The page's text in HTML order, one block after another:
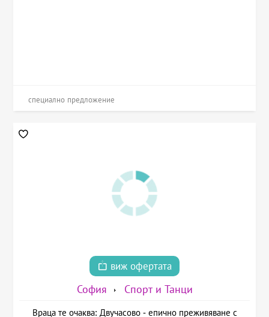
специално предложение
виж офертата
София Спорт и Танци
Враца те очаква: Двучасово - епично преживяване с